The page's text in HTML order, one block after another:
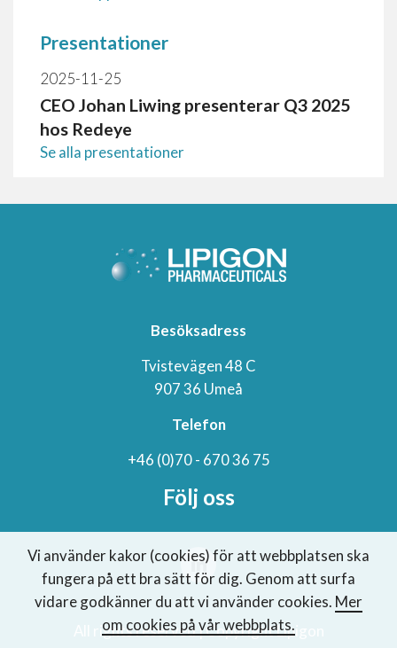
Presentationer
2025-11-25
CEO Johan Liwing presenterar Q3 2025
hos Redeye
Se alla presentationer
Besöksadress
Tvistevägen 48 C
907 36 Umeå
Telefon
+46 (0)70 - 670 36 75
Följ oss
All rights reserved | Copyright Lipigon
Vi använder kakor (cookies) för att webbplatsen ska
fungera på ett bra sätt för dig. Genom att surfa
vidare godkänner du att vi använder cookies. Mer
om cookies på vår webbplats.